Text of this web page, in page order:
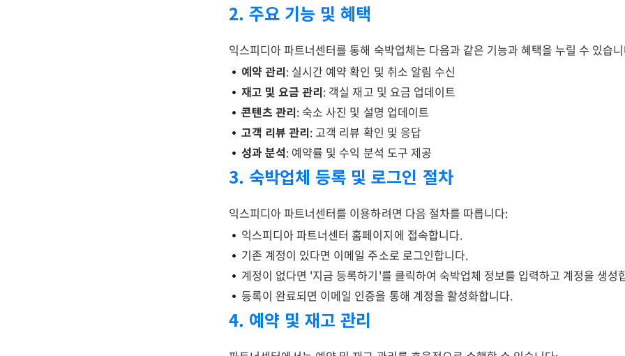
2. 주요 기능 및 혜택
익스피디아 파트너센터를 통해 숙박업체는 다음과 같은 기능과 혜택을 누릴 수 있습
예약 관리: 실시간 예약 확인 및 취소 알림 수신
재고 및 요금 관리: 객실 재고 및 요금 업데이트
콘텐츠 관리: 숙소 사진 및 설명 업데이트
고객 리뷰 관리: 고객 리뷰 확인 및 응답
성과 분석: 예약률 및 수익 분석 도구 제공
3. 숙박업체 등록 및 로그인 절차
익스피디아 파트너센터를 이용하려면 다음 절차를 따릅니다:
익스피디아 파트너센터 홈페이지에 접속합니다.
기존 계정이 있다면 이메일 주소로 로그인합니다.
계정이 없다면 '지금 등록하기'를 클릭하여 숙박업체 정보를 입력하고 계정을 생성
등록이 완료되면 이메일 인증을 통해 계정을 활성화합니다.
4. 예약 및 재고 관리